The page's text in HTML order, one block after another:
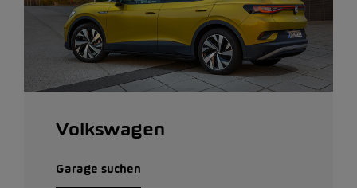
Volkswagen
Garage suchen